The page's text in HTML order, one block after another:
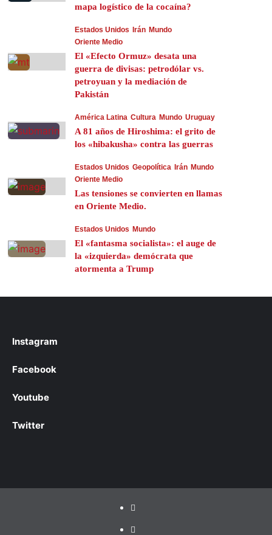
mapa logístico de la cocaína?
Estados Unidos Irán Mundo
Oriente Medio
El «Efecto Ormuz» desata una
guerra de divisas: petrodólar vs.
petroyuan y la mediación de
Pakistán
América Latina Cultura Mundo Uruguay
A 81 años de Hiroshima: el grito de
los «hibakusha» contra las guerras
Estados Unidos Geopolítica Irán Mundo
Oriente Medio
Las tensiones se convierten en llamas
en Oriente Medio.
Estados Unidos Mundo
El «fantasma socialista»: el auge de
la «izquierda» demócrata que
atormenta a Trump
Instagram
Facebook
Youtube
Twitter